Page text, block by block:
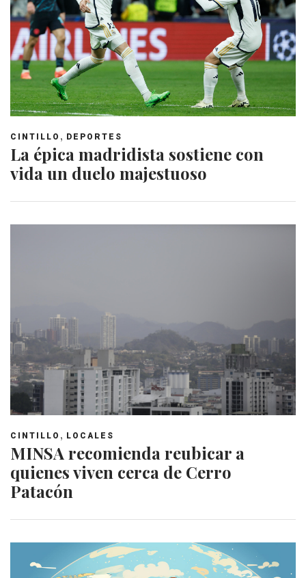
CINTILLO , DEPORTES
La épica madridista sostiene con
vida un duelo majestuoso
CINTILLO , LOCALES
MINSA recomienda reubicar a
quienes viven cerca de Cerro
Patacón